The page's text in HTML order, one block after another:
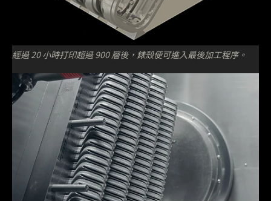
經過 20 小時打印超過 900 層後，錶殼便可進入最後加工程序。